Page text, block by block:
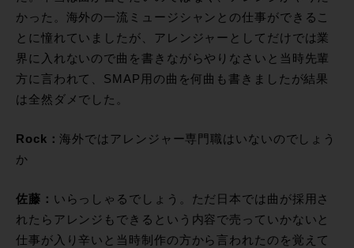
かった。海外の一流ミュージシャンとの仕事ができるこ
とに憧れていましたが、アレンジャーとしてだけでは業
界に入れないので曲を書きながらやりなさいと当時先輩
方に言われて、SMAP用の曲を何曲も書きましたが結果
は全然ダメでした。
Rock： 海外ではアレンジャー専門職はいないのでしょう
か
佐藤： いらっしゃるでしょう。ただ日本では曲が採用さ
れたらアレンジもできるという内容で売っていかないと
仕事が入り辛いと当時制作の方から言われたのを覚えて